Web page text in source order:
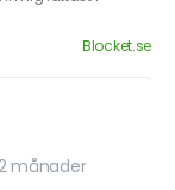
Blocket.se
månader